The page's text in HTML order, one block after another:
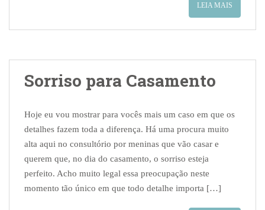
LEIA MAIS
Sorriso para Casamento
Hoje eu vou mostrar para vocês mais um caso em que os
detalhes fazem toda a diferença. Há uma procura muito
alta aqui no consultório por meninas que vão casar e
querem que, no dia do casamento, o sorriso esteja
perfeito. Acho muito legal essa preocupação neste
momento tão único em que todo detalhe importa […]